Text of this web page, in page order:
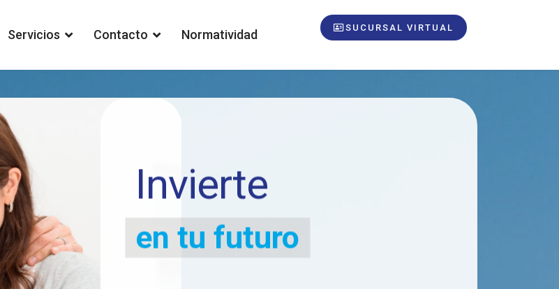
Servicios Contacto Normatividad SUCURSAL VIRTUAL
Invierte
en tu futuro